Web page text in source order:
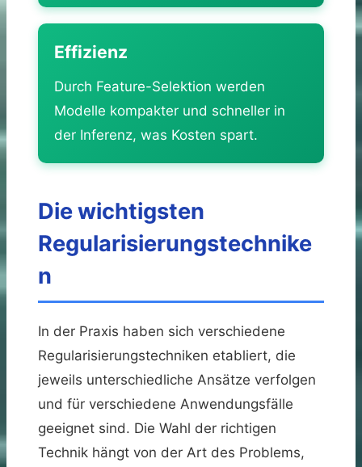
Effizienz
Durch Feature-Selektion werden
Modelle kompakter und schneller in
der Inferenz, was Kosten spart.
Die wichtigsten
Regularisierungstechnike
n
In der Praxis haben sich verschiedene
Regularisierungstechniken etabliert, die
jeweils unterschiedliche Ansätze verfolgen
und für verschiedene Anwendungsfälle
geeignet sind. Die Wahl der richtigen
Technik hängt von der Art des Problems,